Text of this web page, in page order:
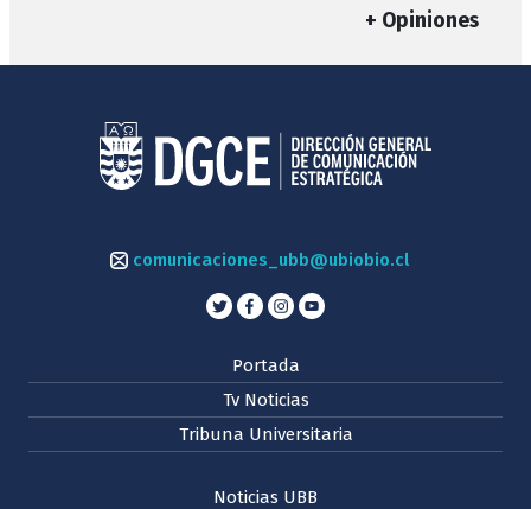
+ Opiniones
comunicaciones_ubb@ubiobio.cl
Portada
Tv Noticias
Tribuna Universitaria
Noticias UBB